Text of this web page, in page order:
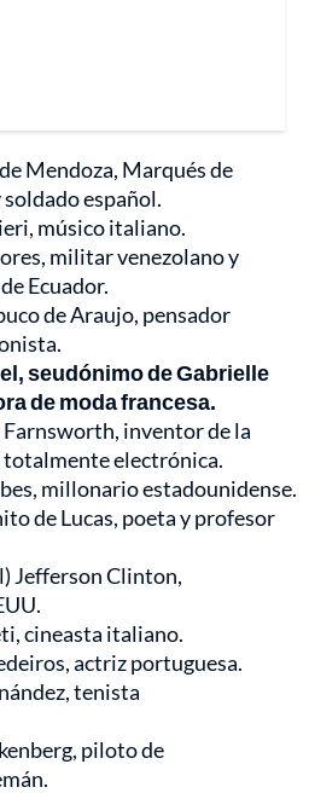
Mendoza, Marqués de
español.
músico italiano.
militar venezolano y
Ecuador.
de Araujo, pensador
seudónimo de Gabrielle
de moda francesa.
inventor de la
electrónica.
millonario estadounidense.
de Lucas, poeta y profesor
Jefferson Clinton,
cineasta italiano.
actriz portuguesa.
tenista
piloto de